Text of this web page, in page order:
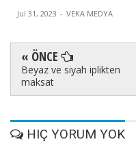
Jul 31, 2023 - VEKA MEDYA
« ÖNCE
Beyaz ve siyah iplikten
maksat
HIÇ YORUM YOK